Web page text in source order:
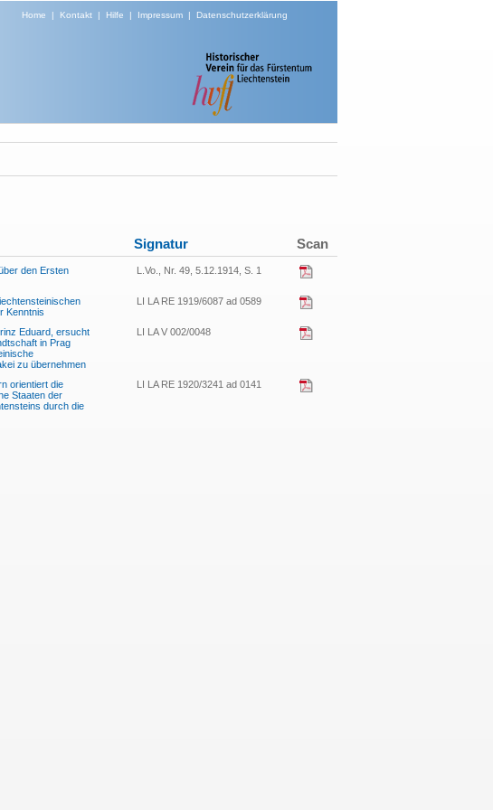
Home | Kontakt| Hilfe | Impressum| Datenschutzerklärung
Signatur Scan
den Ersten
L.Vo., Nr. 49, 5.12.1914, S. 1
Kenntnis
LI LA RE 1919/6087 ad 0589
Eduard, ersucht
in Prag
zu übernehmen
LI LA V 002/0048
orientiert die
Staaten der
durch die
LI LA RE 1920/3241 ad 0141